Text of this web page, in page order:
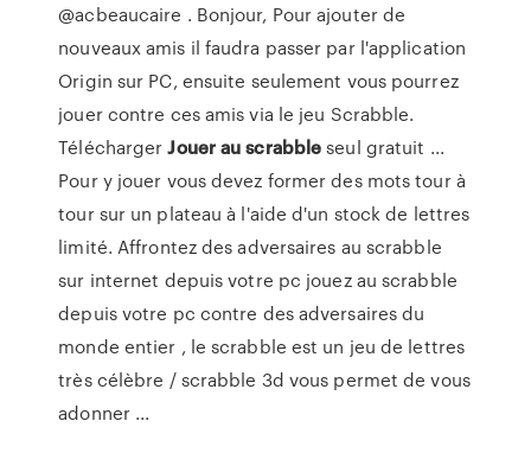
@acbeaucaire . Bonjour, Pour ajouter de
nouveaux amis il faudra passer par l'application
Origin sur PC, ensuite seulement vous pourrez
jouer contre ces amis via le jeu Scrabble.
TéléchargerJouerau scrabbleseul gratuit ...
Pour y jouer vous devez former des mots tour à
tour sur un plateau à l'aide d'un stock de lettres
limité. Affrontez des adversaires au scrabble
sur internet depuis votre pc jouez au scrabble
depuis votre pc contre des adversaires du
monde entier , le scrabble est un jeu de lettres
très célèbre / scrabble 3d vous permet de vous
adonner ...